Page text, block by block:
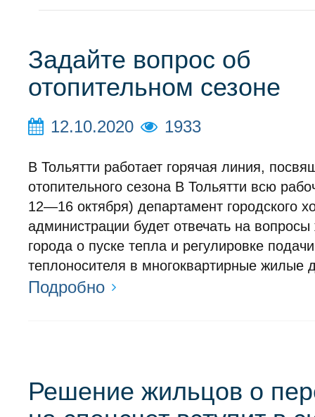
Задайте вопрос об
отопительном сезоне
12.10.2020 1933
В Тольятти работает горячая линия,
отопительного сезона В Тольятти всю
12—16 октября) департамент городского
администрации будет отвечать на вопросы
города о пуске тепла и регулировке подачи
теплоносителя в многоквартирные жилые
Подробно
Решение жильцов о